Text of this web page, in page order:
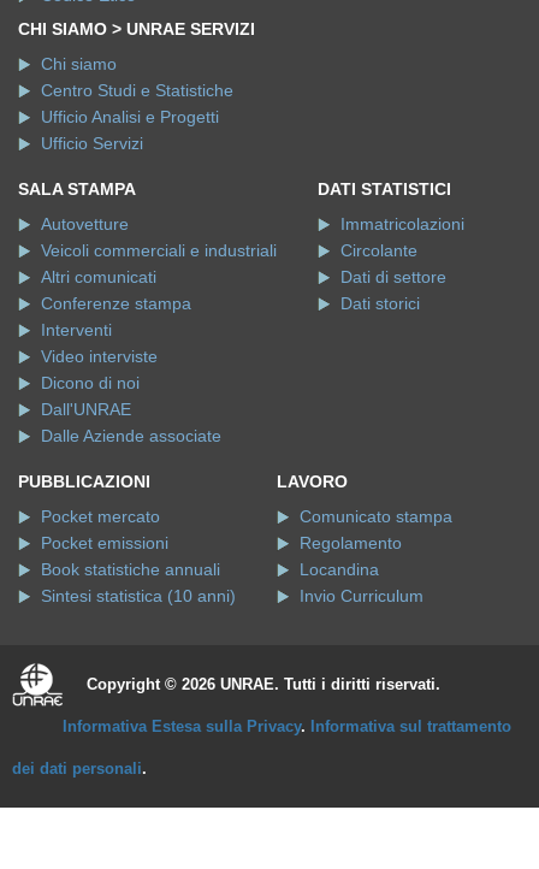
CHI SIAMO > UNRAE SERVIZI
Chi siamo
Centro Studi e Statistiche
Ufficio Analisi e Progetti
Ufficio Servizi
SALA STAMPA
Autovetture
Veicoli commerciali e industriali
Altri comunicati
Conferenze stampa
Interventi
Video interviste
Dicono di noi
Dall'UNRAE
Dalle Aziende associate
DATI STATISTICI
Immatricolazioni
Circolante
Dati di settore
Dati storici
PUBBLICAZIONI
Pocket mercato
Pocket emissioni
Book statistiche annuali
Sintesi statistica (10 anni)
LAVORO
Comunicato stampa
Regolamento
Locandina
Invio Curriculum
Copyright © 2026 UNRAE. Tutti i diritti riservati.
Informativa Estesa sulla Privacy. Informativa sul trattamento
dei dati personali.